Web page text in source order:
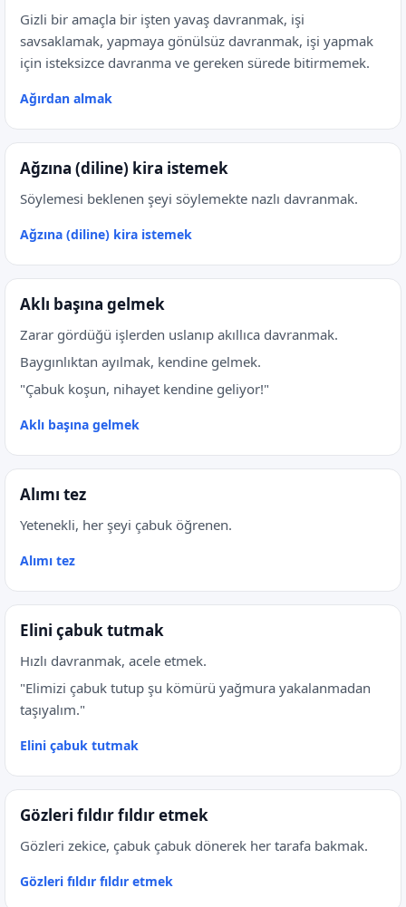
Gizli bir amaçla bir işten yavaş davranmak, işi
savsaklamak, yapmaya gönülsüz davranmak, işi yapmak
için isteksizce davranma ve gereken sürede bitirmemek.
Ağırdan almak
Ağzına (diline) kira istemek
Söylemesi beklenen şeyi söylemekte nazlı davranmak.
Ağzına (diline) kira istemek
Aklı başına gelmek
Zarar gördüğü işlerden uslanıp akıllıca davranmak.
Baygınlıktan ayılmak, kendine gelmek.
"Çabuk koşun, nihayet kendine geliyor!"
Aklı başına gelmek
Alımı tez
Yetenekli, her şeyi çabuk öğrenen.
Alımı tez
Elini çabuk tutmak
Hızlı davranmak, acele etmek.
"Elimizi çabuk tutup şu kömürü yağmura yakalanmadan
taşıyalım."
Elini çabuk tutmak
Gözleri fıldır fıldır etmek
Gözleri zekice, çabuk çabuk dönerek her tarafa bakmak.
Gözleri fıldır fıldır etmek